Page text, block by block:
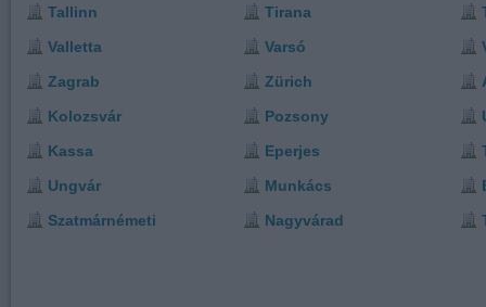
Tallinn
Tirana
Valletta
Varsó
Zagrab
Zürich
Kolozsvár
Pozsony
Kassa
Eperjes
Ungvár
Munkács
Szatmárnémeti
Nagyvárad